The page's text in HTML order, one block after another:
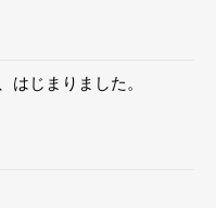
はじまりました。